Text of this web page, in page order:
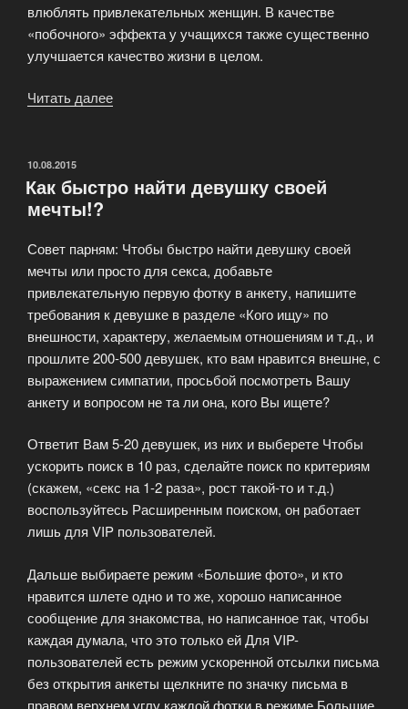
влюблять привлекательных женщин. В качестве
«побочного» эффекта у учащихся также существенно
улучшается качество жизни в целом.
Читать далее
хотят
ОПУБЛИКОВАНО
10.08.2015
Как быстро найти девушку своей
мечты!?
Совет парням: Чтобы быстро найти девушку своей
мечты или просто для секса, добавьте
привлекательную первую фотку в анкету, напишите
требования к девушке в разделе «Кого ищу» по
внешности, характеру, желаемым отношениям и т.д., и
прошлите 200-500 девушек, кто вам нравится внешне, с
выражением симпатии, просьбой посмотреть Вашу
анкету и вопросом не та ли она, кого Вы ищете?
Ответит Вам 5-20 девушек, из них и выберете Чтобы
ускорить поиск в 10 раз, сделайте поиск по критериям
(скажем, «секс на 1-2 раза», рост такой-то и т.д.)
воспользуйтесь Расширенным поиском, он работает
лишь для VIP пользователей.
Дальше выбираете режим «Большие фото», и кто
нравится шлете одно и то же, хорошо написанное
сообщение для знакомства, но написанное так, чтобы
каждая думала, что это только ей Для VIP-
пользователей есть режим ускоренной отсылки письма
без открытия анкеты щелкните по значку письма в
правом верхнем углу каждой фотки в режиме Большие